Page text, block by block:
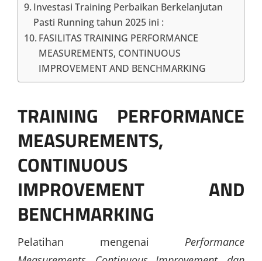
Investasi Training Perbaikan Berkelanjutan
Pasti Running tahun 2025 ini :
FASILITAS TRAINING PERFORMANCE
MEASUREMENTS, CONTINUOUS
IMPROVEMENT AND BENCHMARKING
TRAINING PERFORMANCE
MEASUREMENTS,
CONTINUOUS
IMPROVEMENT AND
BENCHMARKING
Pelatihan mengenai Performance